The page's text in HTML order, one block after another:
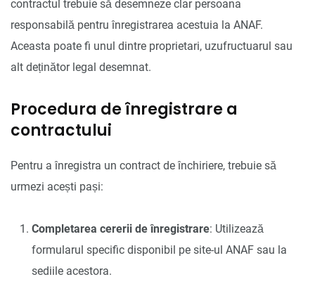
contractul trebuie să desemneze clar persoana
responsabilă pentru înregistrarea acestuia la ANAF.
Aceasta poate fi unul dintre proprietari, uzufructuarul sau
alt deținător legal desemnat.
Procedura de înregistrare a
contractului
Pentru a înregistra un contract de închiriere, trebuie să
urmezi acești pași:
Completarea cererii de înregistrare: Utilizează
formularul specific disponibil pe site-ul ANAF sau la
sediile acestora.